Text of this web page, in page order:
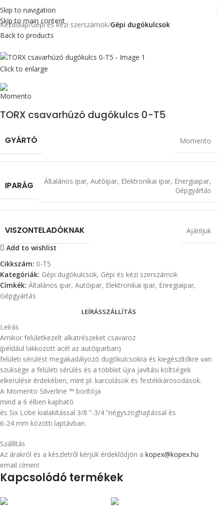
Skip to navigation
Skip to main content
Kezdőlap Gépi és kézi szerszámok Gépi dugókulcsok
Back to products
Click to enlarge
TORX csavarhúzó dugókulcs 0-T5
GYÁRTÓ Momento
IPARÁG Általános ipar, Autóipar, Elektronikai ipar, Energiaipar,
Gépgyártás
VISZONTELADÓKNAK
Ajánljuk
Add to wishlist
Cikkszám: 0-T5
Kategóriák: Gépi dugókulcsok, Gépi és kézi szerszámok
Címkék: Általános ipar, Autóipar, Elektronikai ipar, Enregiaipar,
Gépgyártás
LEÍRÁSSZÁLLÍTÁS
Leírás
Amikor felületkezelt alkatrészeket csavaroz
(például lakkozott acél az autóiparban)
felületi sérülést megakadályozó dugókulcsokra és kiegészítőkre van
szüksége a felületi sérülés és a többlet újra javítási költségek
elkerülése érdekében, mint pl. karcolások és festékkárosodások.
A Momento Silverline ™ borítója
mind a 6 élben kapható
és Six Lobe kialakítással 3/8 ”-3/4 ”négyszöghajtással és
6-24 mm közötti laptávban.
Szállítás
Az árakról és a készletről kérjük érdeklődjön a kopex@kopex.hu
email címen!
Kapcsolódó termékek